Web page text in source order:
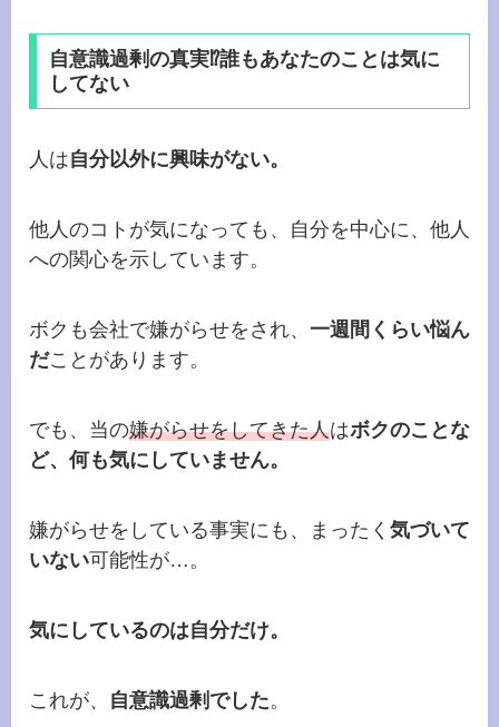
自意識過剰の真実⁉誰もあなたのことは気に
してない
人は自分以外に興味がない。
他人のコトが気になっても、自分を中心に、他人
への関心を示しています。
ボクも会社で嫌がらせをされ、 一週間くらい悩ん
だことがあります。
でも、当の嫌がらせをしてきた人はボクのことな
ど、何も気にしていません。
嫌がらせをしている事実にも、まったく 気づいて
いない可能性が…。
気にしているのは自分だけ。
これが、 自意識過剰でした。